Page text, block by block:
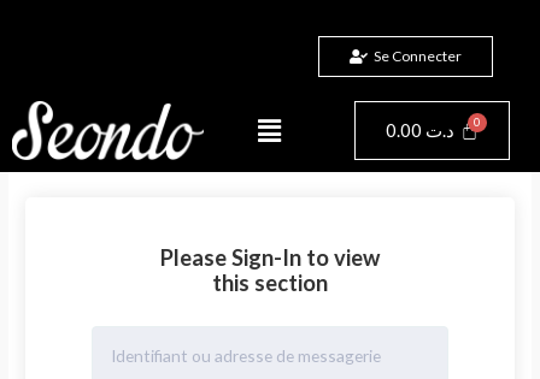
Se Connecter
Menu 0.00 د.ت Panier
Please Sign-In to view
this section